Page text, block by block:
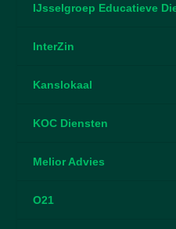
IJsselgroep Educatieve
InterZin
Kanslokaal
KOC Diensten
Melior Advies
O21